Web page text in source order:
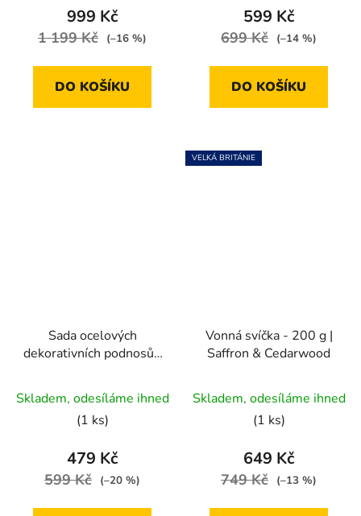
999 Kč
1 199 Kč (–16 %)
DO KOŠÍKU
599 Kč
699 Kč (–14 %)
DO KOŠÍKU
Sada ocelových
dekorativních podnosů /
Skladem, odesíláme ihned
(1 ks)
479 Kč
599 Kč (–20 %)
VELKÁ BRITÁNIE
Vonná svíčka - 200 g |
Saffron & Cedarwood
Skladem, odesíláme ihned
(1 ks)
649 Kč
749 Kč (–13 %)